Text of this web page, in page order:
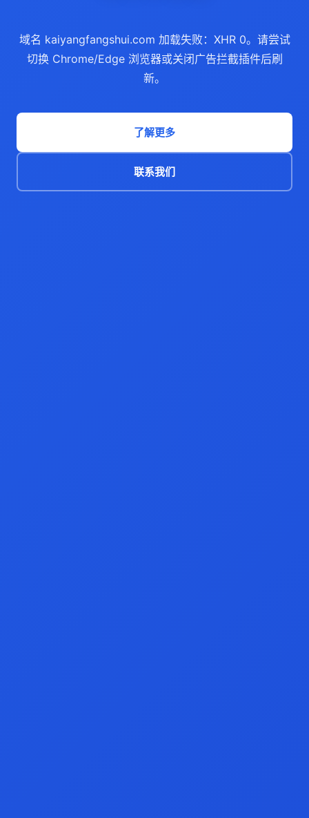
域名 kaiyangfangshui.com 加载失败：XHR 0。请尝试
切换 Chrome/Edge 浏览器或关闭广告拦截插件后刷
新。
了解更多
联系我们